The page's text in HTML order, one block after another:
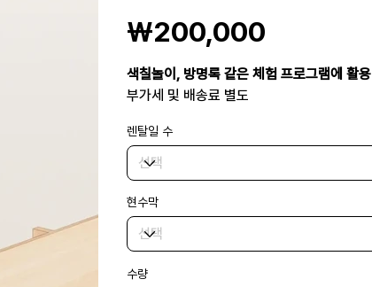
격
₩200,000
색칠놀이, 방명록 같은 체험 프로그램에 활용
부가세 및 배송료 별도
렌탈일 수
현수막
수량